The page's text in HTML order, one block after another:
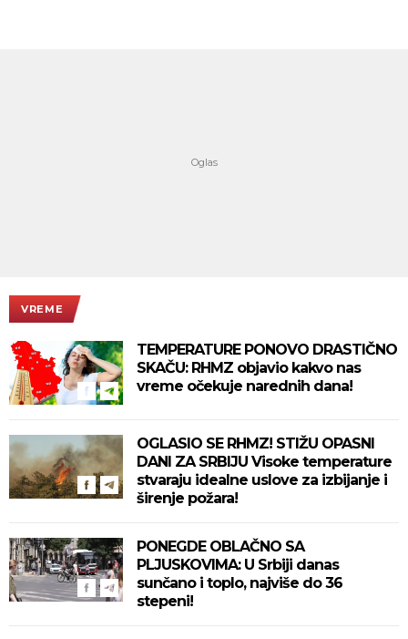
VREME
TEMPERATURE PONOVO DRASTIČNO
SKAČU: RHMZ objavio kakvo nas
vreme očekuje narednih dana!
OGLASIO SE RHMZ! STIŽU OPASNI
DANI ZA SRBIJU Visoke temperature
stvaraju idealne uslove za izbijanje i
širenje požara!
PONEGDE OBLAČNO SA
PLJUSKOVIMA: U Srbiji danas
sunčano i toplo, najviše do 36
stepeni!